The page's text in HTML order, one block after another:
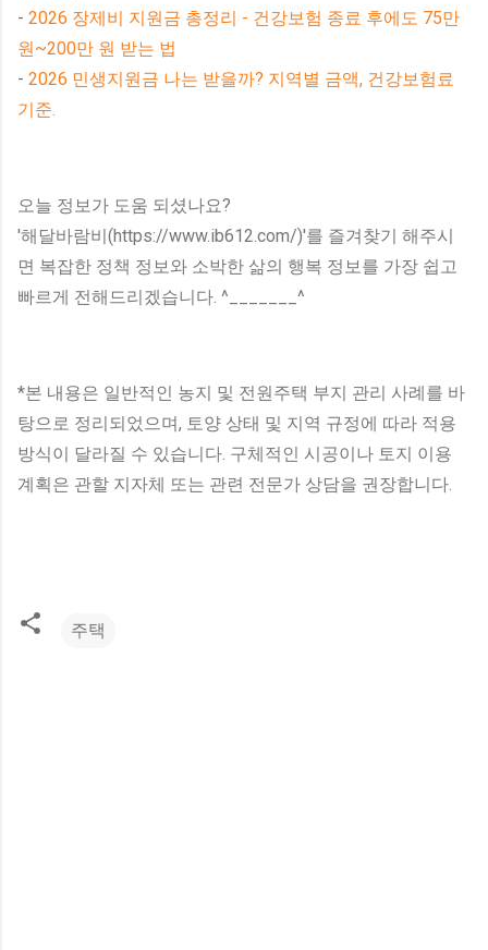
- 2026 장제비 지원금 총정리 - 건강보험 종료 후에도 75만
원~200만 원 받는 법
- 2026 민생지원금 나는 받을까? 지역별 금액, 건강보험료
기준.
오늘 정보가 도움 되셨나요?
'해달바람비(https://www.ib612.com/)'를 즐겨찾기 해주시
면 복잡한 정책 정보와 소박한 삶의 행복 정보를 가장 쉽고
빠르게 전해드리겠습니다. ^_______^
*본 내용은 일반적인 농지 및 전원주택 부지 관리 사례를 바
탕으로 정리되었으며, 토양 상태 및 지역 규정에 따라 적용
방식이 달라질 수 있습니다. 구체적인 시공이나 토지 이용
계획은 관할 지자체 또는 관련 전문가 상담을 권장합니다.
주택